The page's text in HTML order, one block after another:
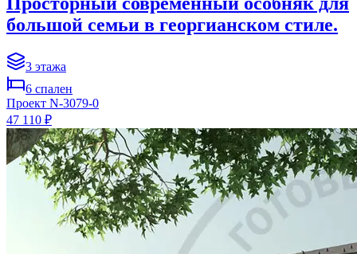
большой семьи в георгианском стиле.
3 этажа
6 спален
Проект N-3079-0
47 110 ₽